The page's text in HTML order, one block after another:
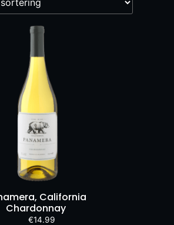
California
Chardonnay
€14.99